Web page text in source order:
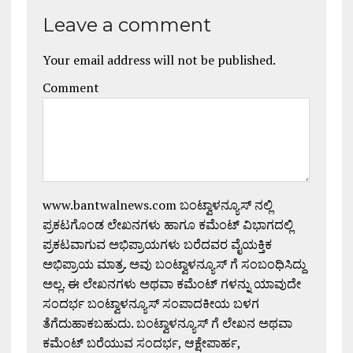
Leave a comment
Your email address will not be published.
Comment
www.bantwalnews.com ಬಂಟ್ವಾಳನ್ಯೂಸ್ ನಲ್ಲಿ
ಪ್ರಕಟಗೊಂಡ ಲೇಖನಗಳು ಹಾಗೂ ಕಮೆಂಟ್ ವಿಭಾಗದಲ್ಲಿ
ಪ್ರಕಟವಾಗುವ ಅಭಿಪ್ರಾಯಗಳು ಬರೆದವರ ವೈಯಕ್ತಿಕ
ಅಭಿಪ್ರಾಯ ಮಾತ್ರ. ಅವು ಬಂಟ್ವಾಳನ್ಯೂಸ್ ಗೆ ಸಂಬಂಧಿಸಿದ್ದು
ಅಲ್ಲ. ಈ ಲೇಖನಗಳು ಅಥವಾ ಕಮೆಂಟ್ ಗಳನ್ನು ಯಾವುದೇ
ಸಂದರ್ಭ ಬಂಟ್ವಾಳನ್ಯೂಸ್ ಸಂಪಾದಕೀಯ ಬಳಗ
ತೆಗೆದುಹಾಕಬಹುದು. ಬಂಟ್ವಾಳನ್ಯೂಸ್ ಗೆ ಲೇಖನ ಅಥವಾ
ಕಮೆಂಟ್ ಬರೆಯುವ ಸಂದರ್ಭ, ಆಕ್ಷೇಪಾರ್ಹ,